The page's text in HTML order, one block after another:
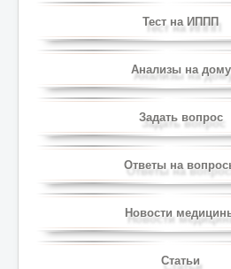
Тест на ИППП
Анализы на дому
Задать вопрос
Ответы на
Новости
Статьи